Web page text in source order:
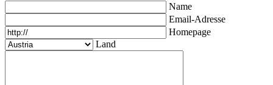
Name
Email-Adresse
Homepage
Land